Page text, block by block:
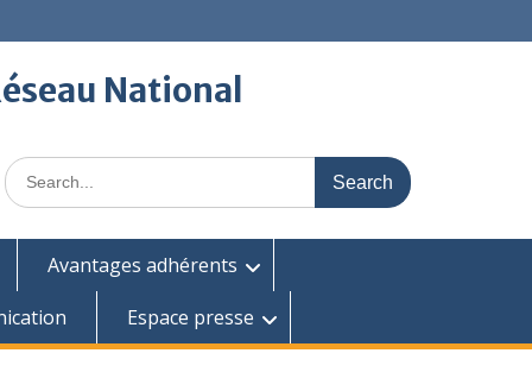
National
Search
for:
Avantages adhérents
Espace presse